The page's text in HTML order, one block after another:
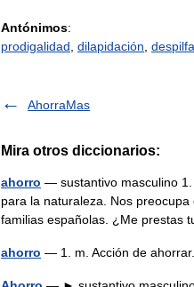
Antónimos:
prodigalidad dilapidación
AhorraMas
Mira otros diccionarios:
ahorro — sustantivo masculino
para la naturaleza. Nos
familias españolas. ¿Me
ahorro — 1. m. Acción de